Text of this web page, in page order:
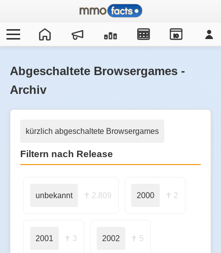
IO
Abgeschaltete Browsergames -
Archiv
kürzlich abgeschaltete Browsergames
Filtern nach Release
unbekannt ✝ 2.809 2000 ✝ 2
2001 ✝ 3 2002 ✝ 5